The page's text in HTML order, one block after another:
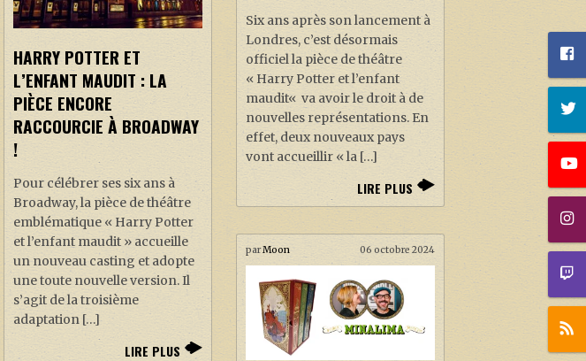
Six ans après son lancement à
Londres, c’est désormais
officiel la pièce de théâtre
« Harry Potter et l’enfant
maudit« va avoir le droit à de
nouvelles représentations. En
effet, deux nouveaux pays
vont accueillir « la […]
LIRE PLUS
HARRY POTTER ET
L’ENFANT MAUDIT : LA
PIÈCE ENCORE
RACCOURCIE À BROADWAY
!
Pour célébrer ses six ans à
Broadway, la pièce de théâtre
emblématique « Harry Potter
et l’enfant maudit » accueille
un nouveau casting et adopte
une toute nouvelle version. Il
s’agit de la troisième
adaptation […]
LIRE PLUS
parMoon 06 octobre 2024